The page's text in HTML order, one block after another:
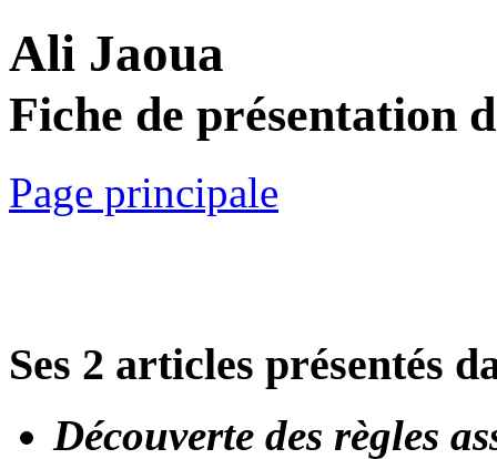
Ali Jaoua
Fiche de présentation
Page principale
Ses 2 articles présentés
Découverte des règles